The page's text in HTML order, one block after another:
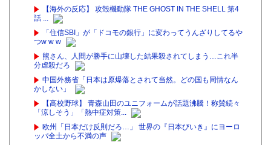
【海外の反応】 攻殻機動隊 THE GHOST IN THE SHELL 第4
話 ...
「住信SBI」が「ドコモの銀行」に変わってうんざりしてるや
つw w w
熊さん、人間が勝手に山壊した結果殺されてしまう…これ半
分虐殺だろ
中国外務省「日本は原爆落とされて当然。どの国も同情なん
かしない」
【高校野球】 青森山田のユニフォームが話題沸騰！称賛続々
「涼しそう」「熱中症対策...
欧州「日本だけ反則だろ…」 世界の『日本びいき』にヨーロ
ッパ全土から不満の声